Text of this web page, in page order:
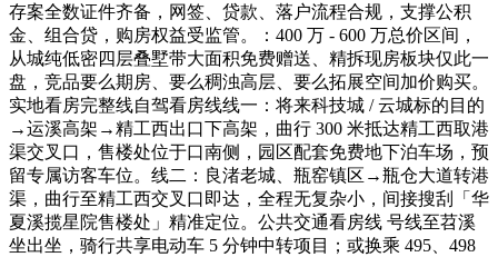
存案全数证件齐备，网签、贷款、落户流程合规，支撑公积
金、组合贷，购房权益受监管。：400 万 - 600 万总价区间，
从城纯低密四层叠墅带大面积免费赠送、精拆现房板块仅此一
盘，竞品要么期房、要么稠浊高层、要么拓展空间加价购买。
实地看房完整线自驾看房线线一：将来科技城 / 云城标的目的
→运溪高架→精工西出口下高架，曲行 300 米抵达精工西取港
渠交叉口，售楼处位于口南侧，园区配套免费地下泊车场，预
留专属访客车位。线二：良渚老城、瓶窑镇区→瓶仓大道转港
渠，曲行至精工西交叉口即达，全程无复杂小，间接搜刮「华
夏溪揽星院售楼处」精准定位。公共交通看房线 号线至苕溪
坐出坐，骑行共享电动车 5 分钟中转项目；或换乘 495、498